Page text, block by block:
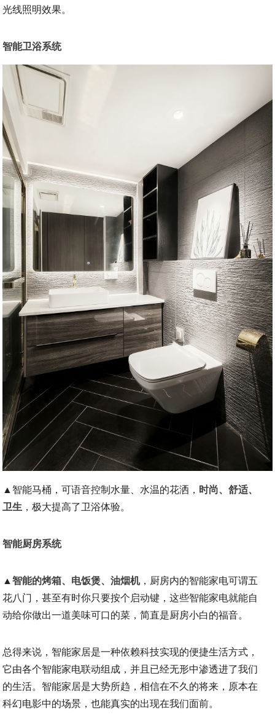
光线照明效果。
智能卫浴系统
▲智能马桶，可语音控制水量、水温的花洒， 时尚、舒适、
卫生 ，极大提高了卫浴体验。
智能厨房系统
▲智能的烤箱、电饭煲、油烟机，厨房内的智能家电可谓五
花八门，甚至有时你只要按个启动键，这些智能家电就能自
动给你做出一道美味可口的菜，简直是厨房小白的福音。
总得来说，智能家居是一种依赖科技实现的便捷生活方式，
它由各个智能家电联动组成，并且已经无形中渗透进了我们
的生活。智能家居是大势所趋，相信在不久的将来，原本在
科幻电影中的场景，也能真实的出现在我们面前。